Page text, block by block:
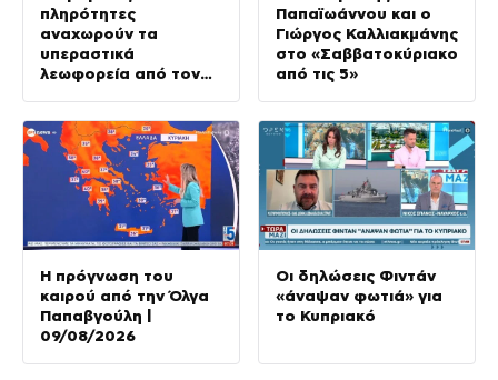
πληρότητες
αναχωρούν τα
υπεραστικά
λεωφορεία από τον
Παπαϊωάννου και ο
Γιώργος Καλλιακμάνης
στο «Σαββατοκύριακο
από τις 5»
Η πρόγνωση του
καιρού από την Όλγα
Παπαβγούλη |
09/08/2026
Οι δηλώσεις Φιντάν
«άναψαν φωτιά» για
το Κυπριακό